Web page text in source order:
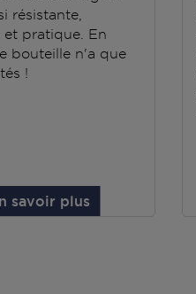
résistante,
et pratique. En
bouteille n'a que
!
savoir plus